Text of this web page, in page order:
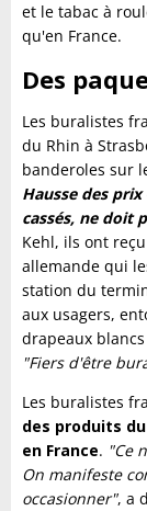
et le tabac à
qu'en France.
Des
Les buralistes
du Rhin à
banderoles sur
Hausse des
cassés, ne doit
Kehl, ils ont
allemande qui
station du
aux usagers,
drapeaux
"Fiers d'être
Les buralistes
des produits
en France. "Ce
On manifeste
occasionner", a